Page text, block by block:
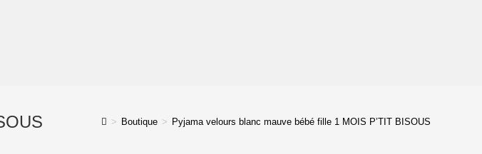
> Boutique > Pyjama velours blanc mauve bébé fille 1 MOIS P’TIT BISOUS